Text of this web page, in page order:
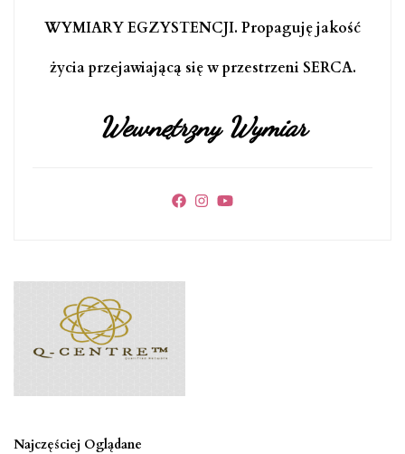
WYMIARY EGZYSTENCJI. Propaguję jakość
życia przejawiającą się w przestrzeni SERCA.
Wewnętrzny Wymiar
Najczęściej Oglądane